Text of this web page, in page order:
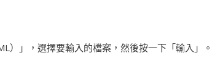
」，選擇要輸入的檔案，然後按一下「輸入」。